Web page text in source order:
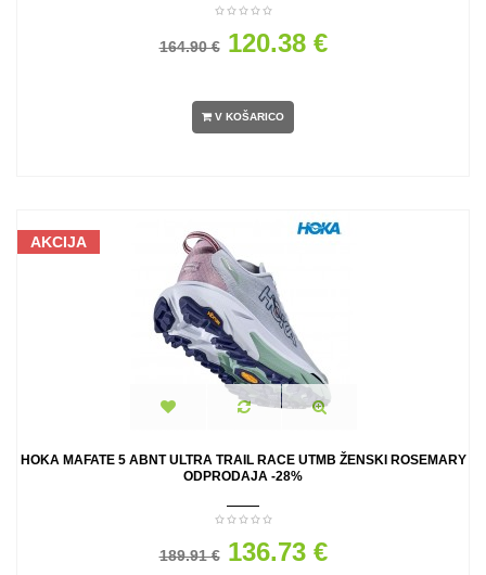
164.90 € 120.38 €
V KOŠARICO
AKCIJA
HOKA MAFATE 5 ABNT ULTRA TRAIL RACE UTMB ŽENSKI ROSEMARY
ODPRODAJA -28%
189.91 € 136.73 €